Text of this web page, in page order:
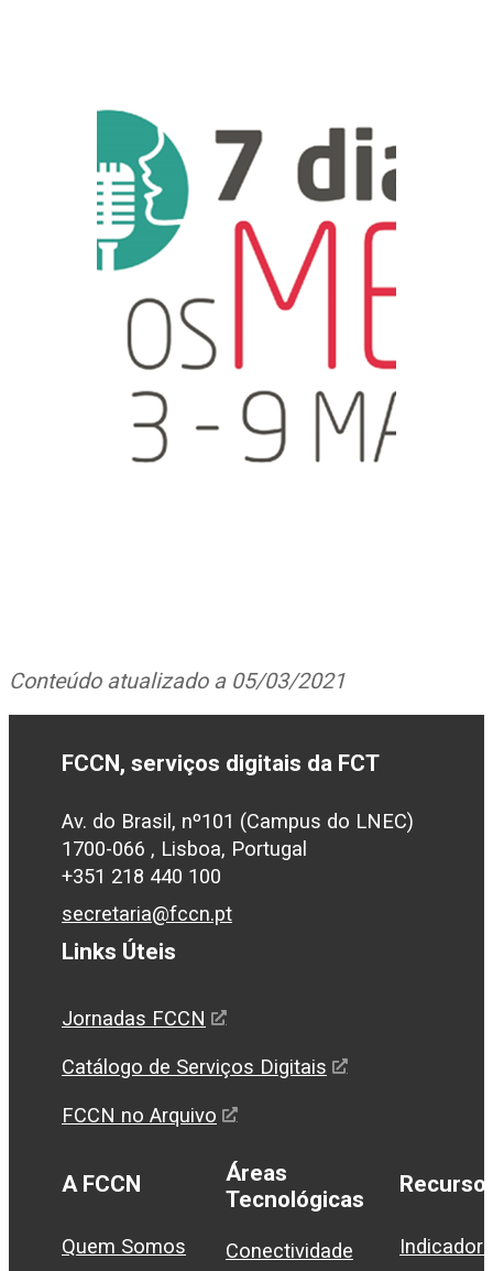
Conteúdo atualizado a 05/03/2021
FCCN, serviços digitais da FCT
Av. do Brasil, nº101 (Campus do LNEC)
1700-066 , Lisboa, Portugal
+351 218 440 100
secretaria@fccn.pt
Links Úteis
Jornadas FCCN
Catálogo de Serviços Digitais
FCCN no Arquivo
A FCCN
Quem Somos
Áreas
Tecnológicas
Conectividade